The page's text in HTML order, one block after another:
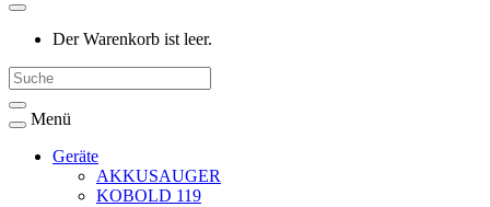
Der Warenkorb ist leer.
Menü
Geräte
AKKUSAUGER
KOBOLD 119